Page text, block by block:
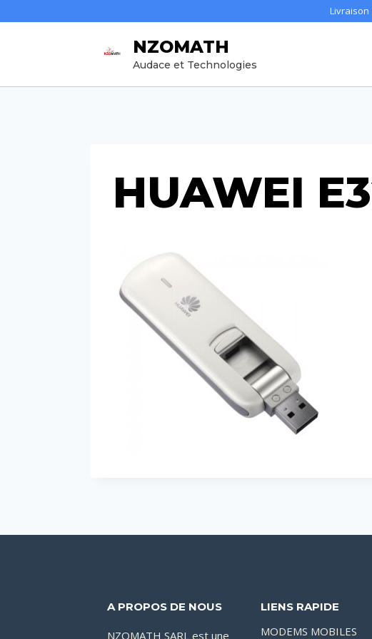
Livraison
NZOMATH
Audace et Technologies
HUAWEI
A PROPOS DE NOUS
NZOMATH SARL est une
LIENS RAPIDE
MODEMS MOBILES